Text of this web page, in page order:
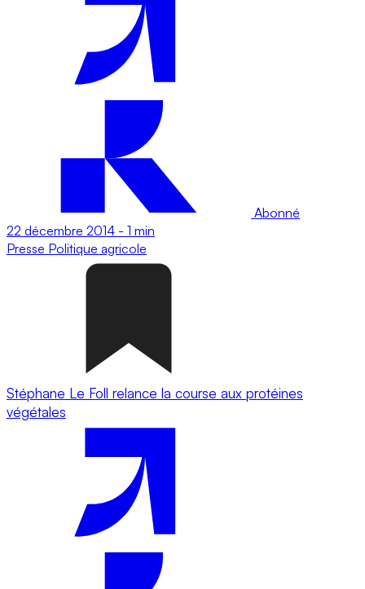
Abonné
22 décembre 2014 - 1 min
Presse Politique agricole
Stéphane Le Foll relance la course aux protéines
végétales